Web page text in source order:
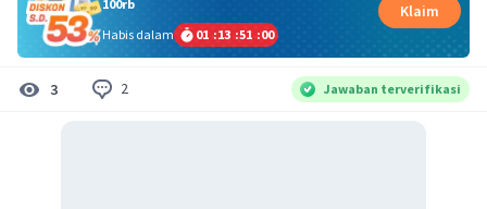
100rb
Habis dalam
01 :13 :50 :59
Klaim
3 2 Jawaban terverifikasi